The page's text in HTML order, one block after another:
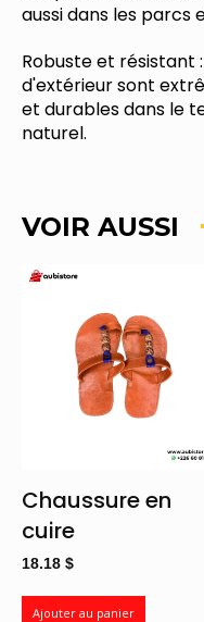
aussi dans les parcs
Robuste et résistant
d'extérieur sont
et durables dans le
naturel.
VOIR AUSSI
Chaussure en
cuire
18.18 $
Ajouter au panier